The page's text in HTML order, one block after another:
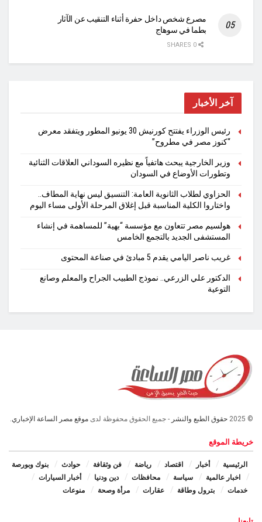
مصرع شخص داخل حفرة أثناء التنقيب عن الآثار
بطما في سوهاج
آخر الأخبار
رئيس الوزراء يفتتح كورنيش 30 يونيو المطور ويتفقد معرض
“كنوز مصر في مطروح”
وزير الخارجية يبحث هاتفياً مع نظيره السوداني العلاقات الثنائية
وتطورات الأوضاع في السودان
الحزاوي لطلاب الثانوية العامة: التنسيق ليس نهاية المطاف..
واختاروا الكلية المناسبة قبل إغلاق المرحلة الأولى مساء اليوم
هولسيم مصر تتعاون مع مؤسسة “بهية” للمساهمة في إنشاء
المستشفى الجديد بالتجمع الخامس
غريب ناصر اليامي يقدم 5 مبادئ في صناعة المحتوى
الدكتور علي الزرعي.. نموذج الطبيب الجراح والمعلم وصانع
التوعية
© 2025 حقوق الطبع والنشر - جميع الحقوق محفوظة لدى موقع مصر الساعة الإخباري.
خريطة الموقع
الرئيسية أخبار اقتصاد رياضة فن وثقافة حوادث
بنوك وبورصة
اخبار عالمية
سياسة محافظات دين ودنيا
أخبار السيارات
خدمات
بترول وطاقة عقارات مرأة وصحة منوعات